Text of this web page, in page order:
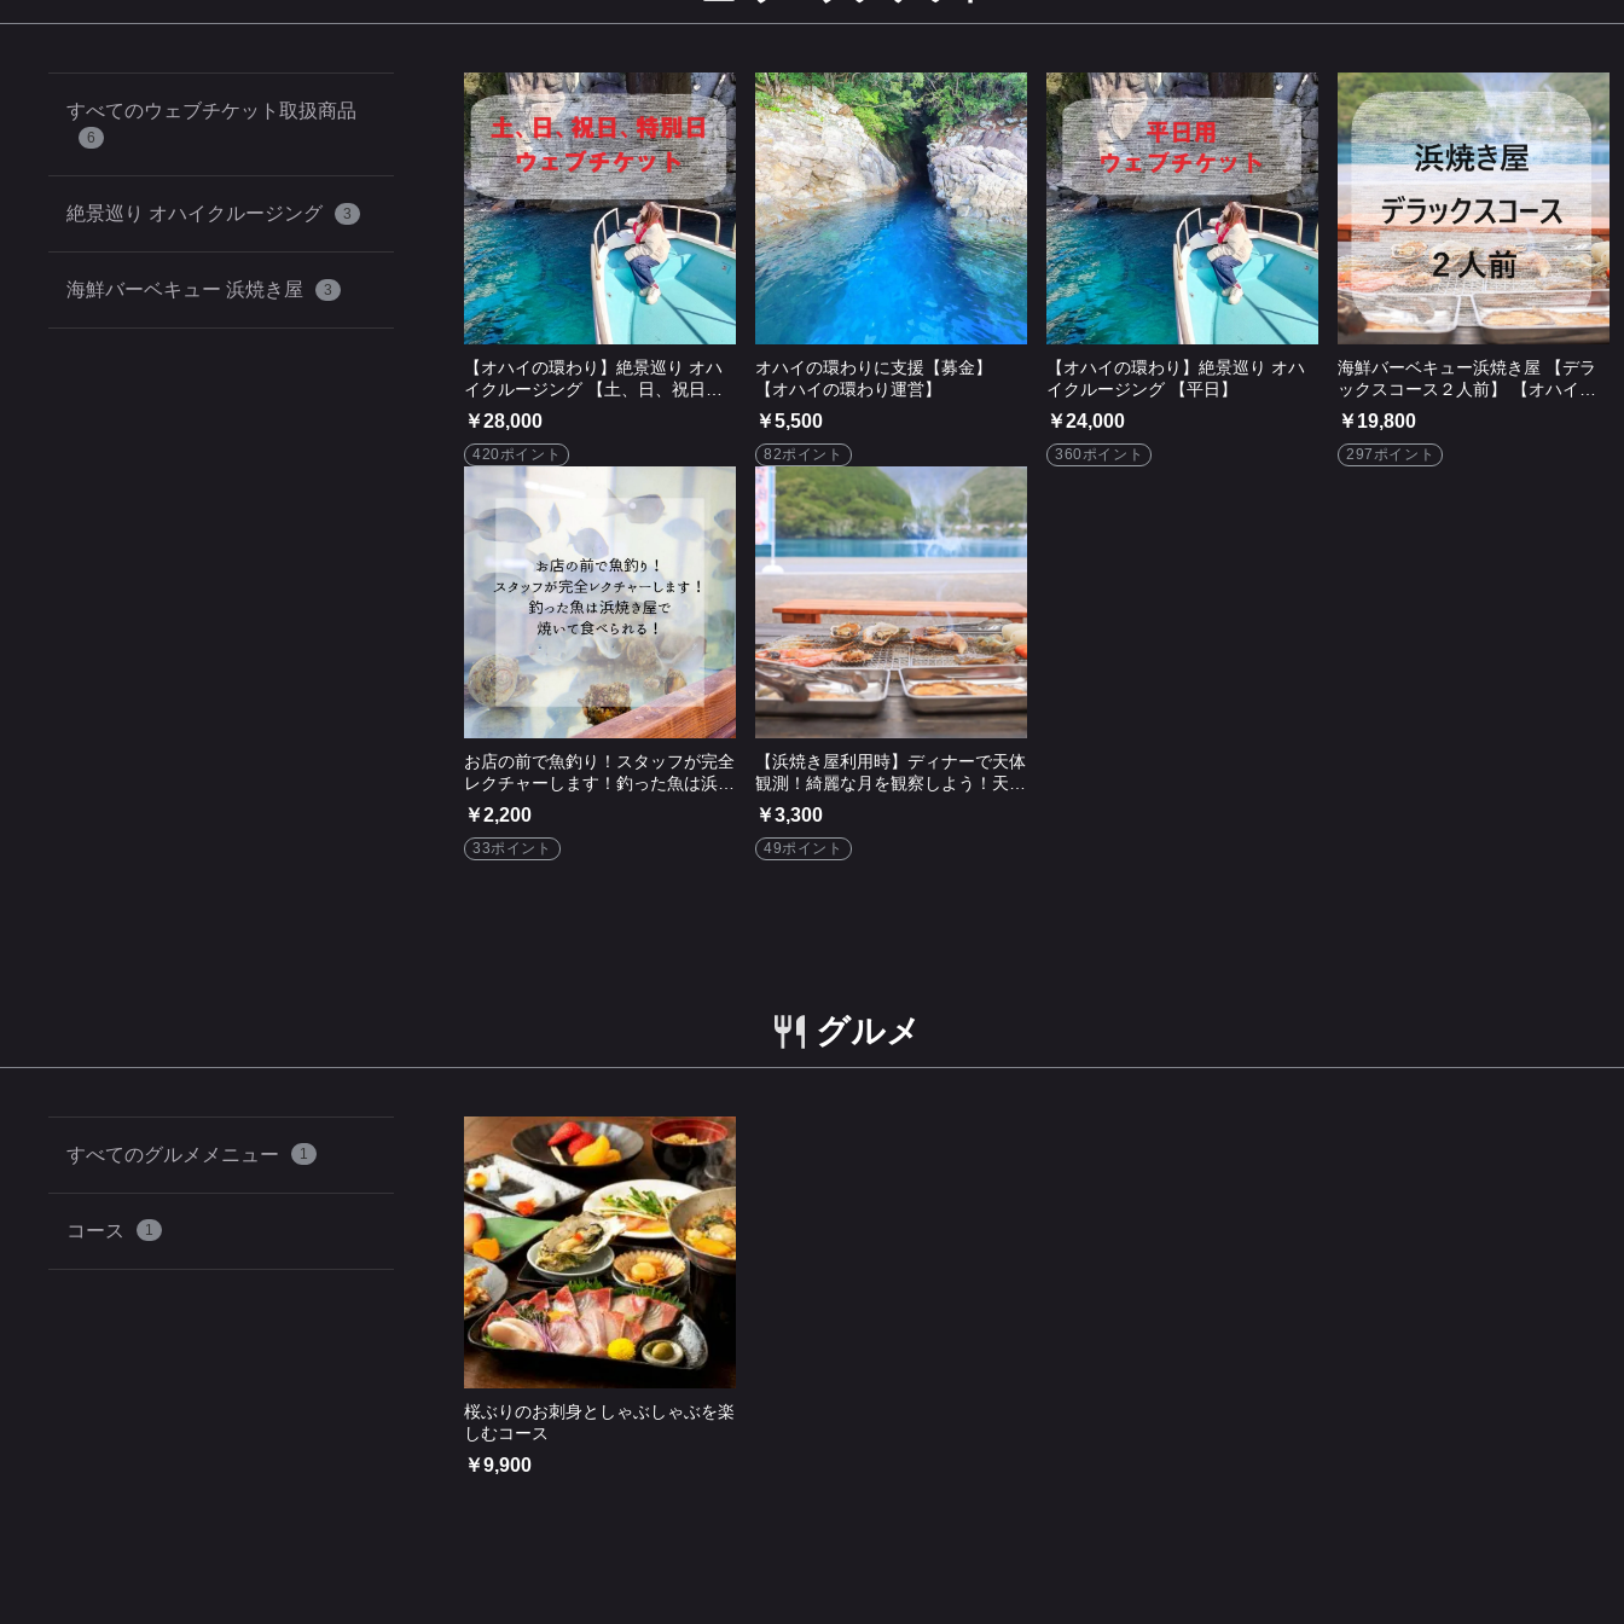
すべてのウェブチケット取扱商品
6
絶景巡り オハイクルージング 3
海鮮バーベキュー 浜焼き屋 3
【オハイの環わり】絶景巡り オハ
イクルージング 【土、日、祝日、
その他特別日】
￥28,000
420ポイント
オハイの環わりに支援【募金】
【オハイの環わり運営】
￥5,500
82ポイント
【オハイの環わり】絶景巡り オハ
イクルージング 【平日】
￥24,000
360ポイント
海鮮バーベキュー浜焼き屋 【デラ
ックスコース２人前】 【オハイの
環わり運営】
￥19,800
297ポイント
お店の前で魚釣り！スタッフが完全
レクチャーします！釣った魚は浜焼
き屋で焼いて食べられる！
￥2,200
33ポイント
【浜焼き屋利用時】ディナーで天体
観測！綺麗な月を観察しよう！天体
望遠鏡レンタル
￥3,300
49ポイント
グルメ
すべてのグルメメニュー 1
コース 1
桜ぶりのお刺身としゃぶしゃぶを楽
しむコース
￥9,900